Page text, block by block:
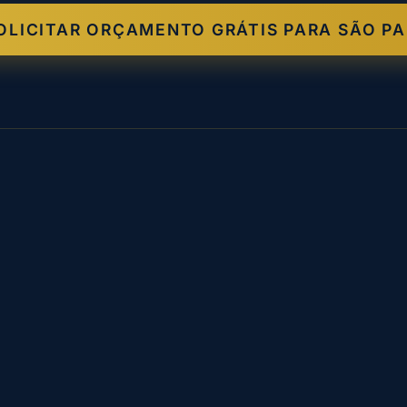
ORÇAMENTO GRÁTIS PARA SÃO